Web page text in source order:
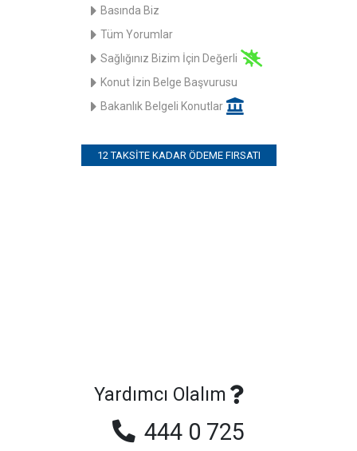
Basında Biz
Tüm Yorumlar
Sağlığınız Bizim İçin Değerli
Konut İzin Belge Başvurusu
Bakanlık Belgeli Konutlar
12 TAKSITE KADAR ÖDEME FIRSATI
Yardımcı Olalım
444 0 725